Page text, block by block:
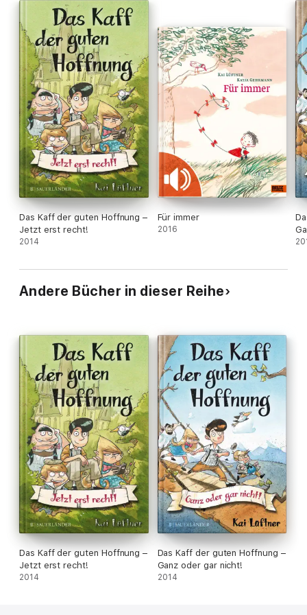
Das Kaff der guten Hoffnung –
Jetzt erst recht!
2014
Für immer
2016
Andere Bücher in dieser Reihe
Das Kaff der guten Hoffnung –
Jetzt erst recht!
2014
Das Kaff der guten Hoffnung –
Ganz oder gar nicht!
2014